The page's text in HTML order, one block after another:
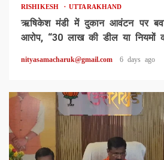
RISHIKESH UTTARAKHAND
ऋषिकेश मंडी में दुकान आवंटन पर
आरोप, “30 लाख की डील या नियमों
nityasamacharuk@gmail.com 6 days ago